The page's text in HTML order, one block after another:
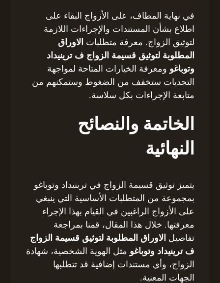
في نهاية المطاف، على الأزواج البقاء على
اطلاع بشأن المستندات والإجراءات اللازمة
لتوثيق الزواج. معرفة متطلبات الاوراق
المطلوبة لتوثيق قسيمة الزواج ف ترينيداد
وتوباغو ومعرفة الخيارات المتاحة لمواجهة
التحديات ستخفف من الضغوط وستمكنهم من
متابعة الإجراءات بكل سلاسة.
الخاتمة والنصائح
النهائية
يتميز توثيق قسيمة الزواج في ترينيداد وتوباغو
بمجموعة من المتطلبات الأساسية التي ينبغي
على الأزواج الراغبين في القيام بهذا الإجراء
معرفتها. خلال هذا المقال، قمنا بمراجعة
تفاصيل الاوراق المطلوبة لتوثيق قسيمة الزواج
ف ترينيداد وتوباغو مثل الهوية الشخصية، شهادة
الزواج، وأي مستندات إضافية قد تتطلبها
الجهات المعنية.